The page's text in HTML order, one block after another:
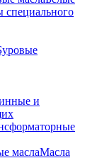
и
маслаМасла